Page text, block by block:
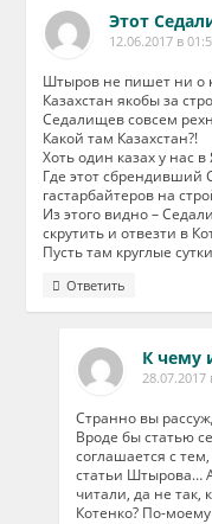
Этот
12.06.2017 в
Штыров не пишет ни о
Казахстан якобы за
Седалищев совсем
Какой там Казахстан?!
Хоть один казах у нас
Где этот сбрендивший
гастарбайтеров на
Из этого видно –
скрутить и отвезти в
Пусть там круглые
Ответить
К чему
28.07.2017
Странно вы
Вроде бы статью
соглашается с
статьи Штырова…
читали, да не так,
Котенко? По-